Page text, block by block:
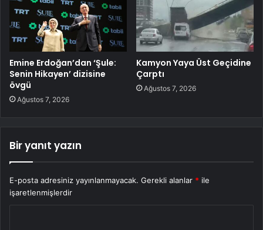
Emine Erdoğan’dan ‘Şule:
Senin Hikayen’ dizisine
övgü
Ağustos 7, 2026
Kamyon Yaya Üst Geçidine
Çarptı
Ağustos 7, 2026
Bir yanıt yazın
E-posta adresiniz yayınlanmayacak. Gerekli alanlar * ile
işaretlenmişlerdir